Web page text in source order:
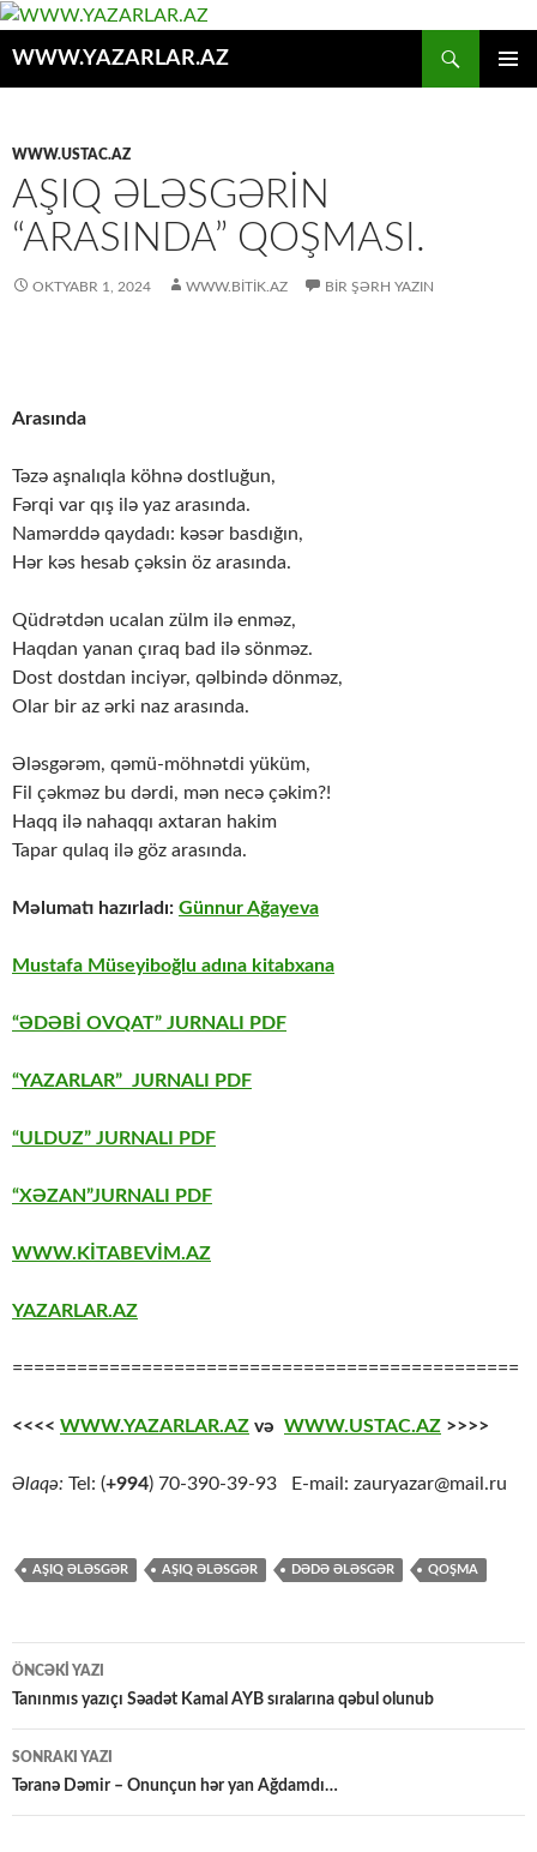
WWW.YAZARLAR.AZ
WWW.USTAC.AZ
AŞIQ ƏLƏSGƏRIN
“ARASINDA” QOŞMASI.
OKTYABR 1, 2024 WWW.BITIK.AZ BIR ŞƏRH YAZIN
Arasında
Təzə aşnalıqla köhnə dostluğun,
Fərqi var qış ilə yaz arasında.
Namərddə qaydadı: kəsər basdığın,
Hər kəs hеsab çəksin öz arasında.
Qüdrətdən ucalan zülm ilə еnməz,
Haqdan yanan çıraq bad ilə sönməz.
Dost dostdan inciyər, qəlbində dönməz,
Olar bir az ərki naz arasında.
Ələsgərəm, qəmü-möhnətdi yüküm,
Fil çəkməz bu dərdi, mən nеcə çəkim?!
Haqq ilə nahaqqı axtaran hakim
Tapar qulaq ilə göz arasında.
Məlumatı hazırladı: Günnur Ağayeva
Mustafa Müseyiboğlu adına kitabxana
“ƏDƏBİ OVQAT” JURNALI PDF
“YAZARLAR” JURNALI PDF
“ULDUZ” JURNALI PDF
“XƏZAN”JURNALI PDF
WWW.KİTABEVİM.AZ
YAZARLAR.AZ
===============================================
<<<< WWW.YAZARLAR.AZ və WWW.USTAC.AZ >>>>
Əlaqə: Tel: (+994) 70-390-39-93 E-mail: zauryazar@mail.ru
AŞIQ ƏLƏSGƏR AŞIQ ƏLƏSGƏR DƏDƏ ƏLƏSGƏR QOŞMA
Yazılar
üzrə
naviqasiya
ÖNCƏKI YAZI
Tanınmıs yazıçı Səadət Kamal AYB sıralarına qəbul olunub
SONRAKI YAZI
Təranə Dəmir – Onunçun hər yan Ağdamdı…